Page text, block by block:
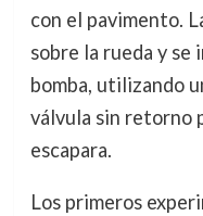
con el pavimento.
sobre la rueda y se
bomba, utilizando
válvula sin retorno
escapara.
Los primeros